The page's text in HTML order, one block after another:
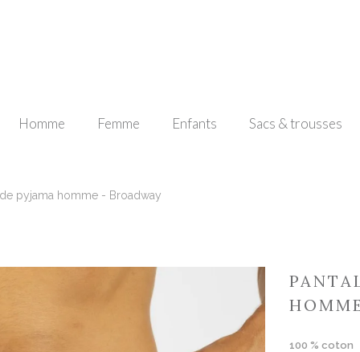
Homme Femme Enfants Sacs & trousses
pyjama homme - Broadway
100 % coton